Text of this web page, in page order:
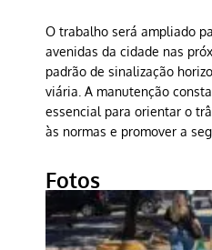
O trabalho será ampliado
avenidas da cidade nas
padrão de sinalização
viária. A manutenção
essencial para orientar o
às normas e promover a
Fotos